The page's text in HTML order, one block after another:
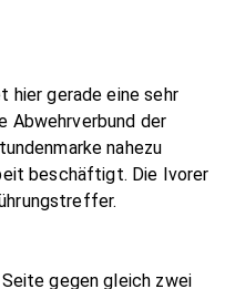
hier gerade eine sehr
Abwehrverbund der
nahezu
beschäftigt. Die Ivorer
gegen gleich zwei